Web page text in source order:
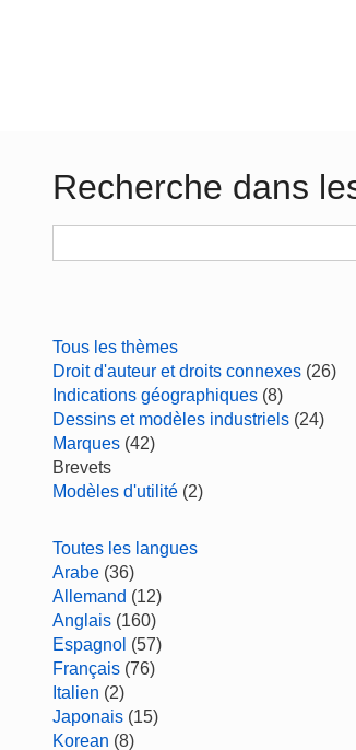
Recherche dans
Tous les thèmes
Droit d'auteur et droits connexes (26)
Indications géographiques (8)
Dessins et modèles industriels (24)
Marques (42)
Brevets
Modèles d'utilité (2)
Toutes les langues
Arabe (36)
Allemand (12)
Anglais (160)
Espagnol (57)
Français (76)
Italien (2)
Japonais (15)
Korean (8)